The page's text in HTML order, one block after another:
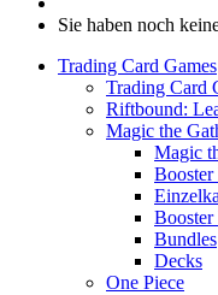
Sie haben noch
Trading Card Games
Trading Card
Riftbound:
Magic the
Magic
Booster
Bundles
Decks
One Piece